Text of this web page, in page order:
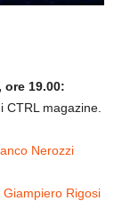
19.00:
magazine.
Nerozzi
Giampiero Rigosi